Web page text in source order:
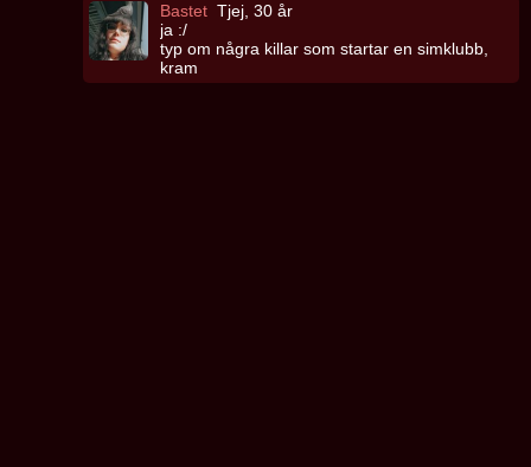
Bastet Tjej, 30 år
ja :/
typ om några killar som startar en simklubb,
kram